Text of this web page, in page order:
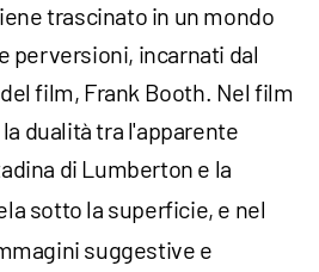
trascinato in un mondo
perversioni, incarnati dal
film, Frank Booth. Nel film
dualità tra l'apparente
di Lumberton e la
sotto la superficie, e nel
suggestive e